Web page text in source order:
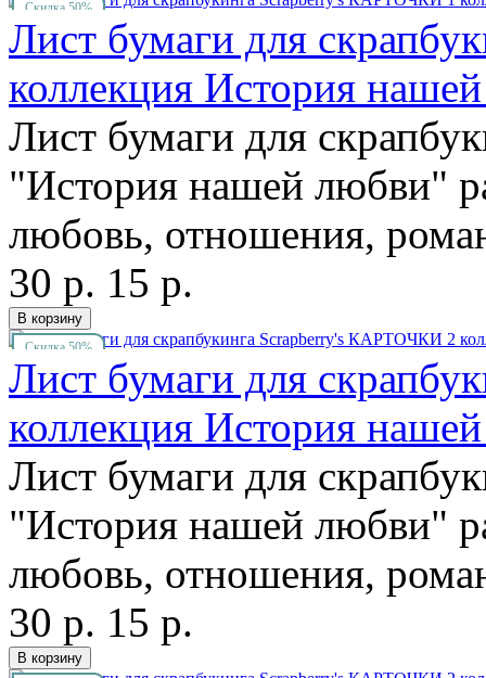
Скидка 50%
Лист бумаги для
коллекция История
Лист бумаги для
"История нашей любви"
любовь, отношения,
30 р. 15 р.
Скидка 50%
Лист бумаги для
коллекция История
Лист бумаги для
"История нашей любви"
любовь, отношения,
30 р. 15 р.